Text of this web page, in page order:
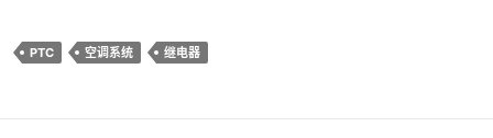
PTC 空调系统 继电器